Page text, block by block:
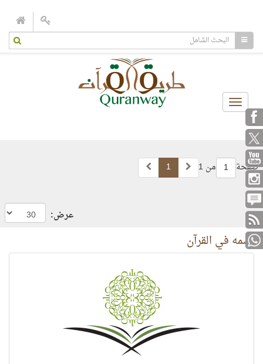
Toggle
navigation
صفحة 1 من 1 1
عرض:
اسمه في القرآن